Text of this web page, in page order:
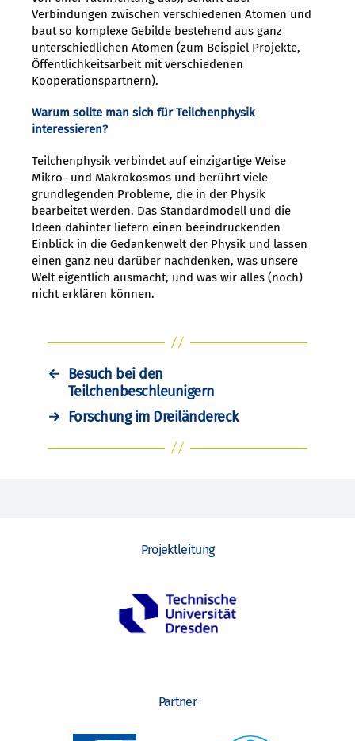
Verbindungen zwischen verschiedenen Atomen und
baut so komplexe Gebilde bestehend aus ganz
unterschiedlichen Atomen (zum Beispiel Projekte,
Öffentlichkeitsarbeit mit verschiedenen
Kooperationspartnern).
Warum sollte man sich für Teilchenphysik
interessieren?
Teilchenphysik verbindet auf einzigartige Weise
Mikro- und Makrokosmos und berührt viele
grundlegenden Probleme, die in der Physik
bearbeitet werden. Das Standardmodell und die
Ideen dahinter liefern einen beeindruckenden
Einblick in die Gedankenwelt der Physik und lassen
einen ganz neu darüber nachdenken, was unsere
Welt eigentlich ausmacht, und was wir alles (noch)
nicht erklären können.
← Besuch bei den
Teilchenbeschleunigern
→ Forschung im Dreiländereck
Projektleitung
Partner